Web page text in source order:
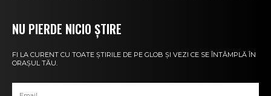
NU PIERDE NICIO ȘTIRE
FI LA CURENT CU TOATE ȘTIRILE DE PE GLOB ȘI VEZI CE SE ÎNTÂMPLĂ ÎN
ORAȘUL TĂU.